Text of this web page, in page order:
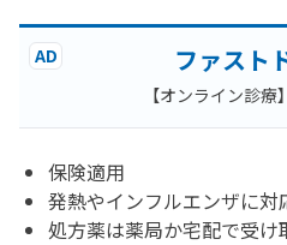
AD ファスト
【オンライン診
保険適用
発熱やインフルエンザに対
処方薬は薬局か宅配で受け